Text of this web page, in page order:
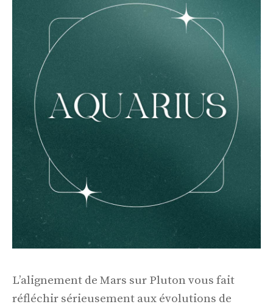
L’alignement de Mars sur Pluton vous fait
réfléchir sérieusement aux évolutions de